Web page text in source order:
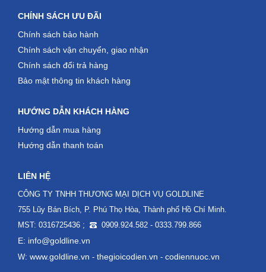
CHÍNH SÁCH ƯU ĐÃI
Chính sách bảo hành
Chính sách vận chuyển, giao nhận
Chính sách đổi trả hàng
Bảo mật thông tin khách hàng
HƯỚNG DẪN KHÁCH HÀNG
Hướng dẫn mua hàng
Hướng dẫn thanh toán
LIÊN HỆ
CÔNG TY TNHH THƯƠNG MẠI DỊCH VỤ GOLDLINE
755 Lũy Bán Bích, P. Phú Thọ Hòa, Thành phố Hồ Chí Minh.
MST: 0316725436 ;
0909.924.582 - 0333.799.866
E: info@goldline.vn
W: www.goldline.vn - thegioicodien.vn - codiennuoc.vn